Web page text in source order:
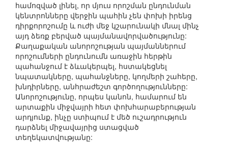
համոզված լինել, որ մյուս որոշման ընդունման
կենտրոնները վերջին պահին չեն փոխի իրենց
դիրքորոշումը և ուժի մեջ կշարունակի մնալ մինչ
այդ ձեռք բերված պայմանավորվածությունը:
Քաղաքական անորոշության պայմաններում
որոշումների ընդունումն առաջին հերթին
պահանջում է ձևակերպել, հստակեցնել
նպատակները, պահանջները, կողմերի շահերը,
խնդիրները, անհրաժեշտ գործողությունները:
Անորոշությունը, որպես կանոն, համարում են
արտաքին միջվայրի հետ փոխհարաբերության
արդյունք, ինչը ստիպում է մեծ ուշադրություն
դարձնել միջավայրից ստացված
տեղեկատվությանը: